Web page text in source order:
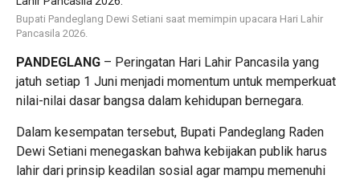
Bupati Pandeglang Dewi Setiani saat memimpin upacara Hari Lahir
Pancasila 2026.
PANDEGLANG – Peringatan Hari Lahir Pancasila yang
jatuh setiap 1 Juni menjadi momentum untuk memperkuat
nilai-nilai dasar bangsa dalam kehidupan bernegara.
Dalam kesempatan tersebut, Bupati Pandeglang Raden
Dewi Setiani menegaskan bahwa kebijakan publik harus
lahir dari prinsip keadilan sosial agar mampu memenuhi